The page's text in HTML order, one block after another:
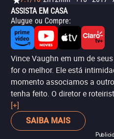
ASSISTA EM CASA
Alugue ou Compre:
Vince Vaughn em um de
for o melhor. Ele está
momento associamos a
tenha feito. O diretor e
Rastros de Maldade
envolvente.
[+]
SAIBA MAIS